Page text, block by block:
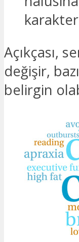
Açıkçası,
değişir,
belirgin